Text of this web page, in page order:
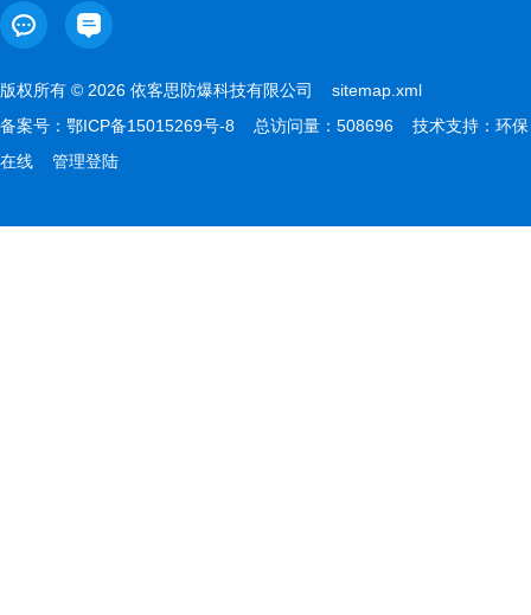
版权所有 © 2026 依客思防爆科技有限公司 sitemap.xml
备案号： 鄂ICP备15015269号-8 总访问量：508696 技术支持： 环保
在线
管理登陆